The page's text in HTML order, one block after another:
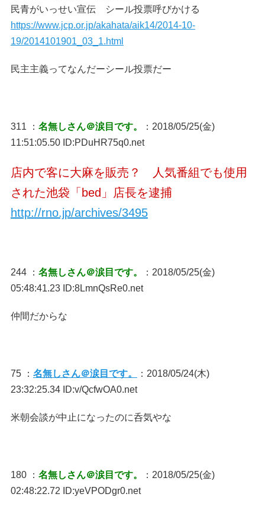
民青がいっせい宣伝 シール投票呼びかける
https://www.jcp.or.jp/akahata/aik14/2014-10-
19/2014101901_03_1.html
民主主義ってなんだーシール投票だー
311 ： 名無しさん＠涙目です。
：2018/05/25(金)
11:51:05.50 ID:PDuHR75q0.net
店内で客に大麻を販売？ 人気番組でも使用
された池袋「bed」店長を逮捕
http://rno.jp/archives/3495
244 ： 名無しさん＠涙目です。
：2018/05/25(金)
05:48:41.23 ID:8LmnQsRe0.net
仲間だからな
75 ： 名無しさん＠涙目です。
：2018/05/24(木)
23:32:25.34 ID:v/QcfwOA0.net
米朝会談が中止になったのに呑気やな
180 ： 名無しさん＠涙目です。
：2018/05/25(金)
02:48:22.72 ID:yeVPODgr0.net